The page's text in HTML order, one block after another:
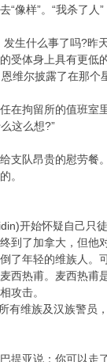
像样”。“我杀了
生什么事了吗?昨
受体身上具有更
维尔披露了在那个
在拘留所的值班
这么想?”
支队昂贵的慰劳
。
开始怀疑自己
到了加拿大，但
了年轻的维族人
西热甫。麦西热
攻击。
维族及汉族警员
提亚说：你可以